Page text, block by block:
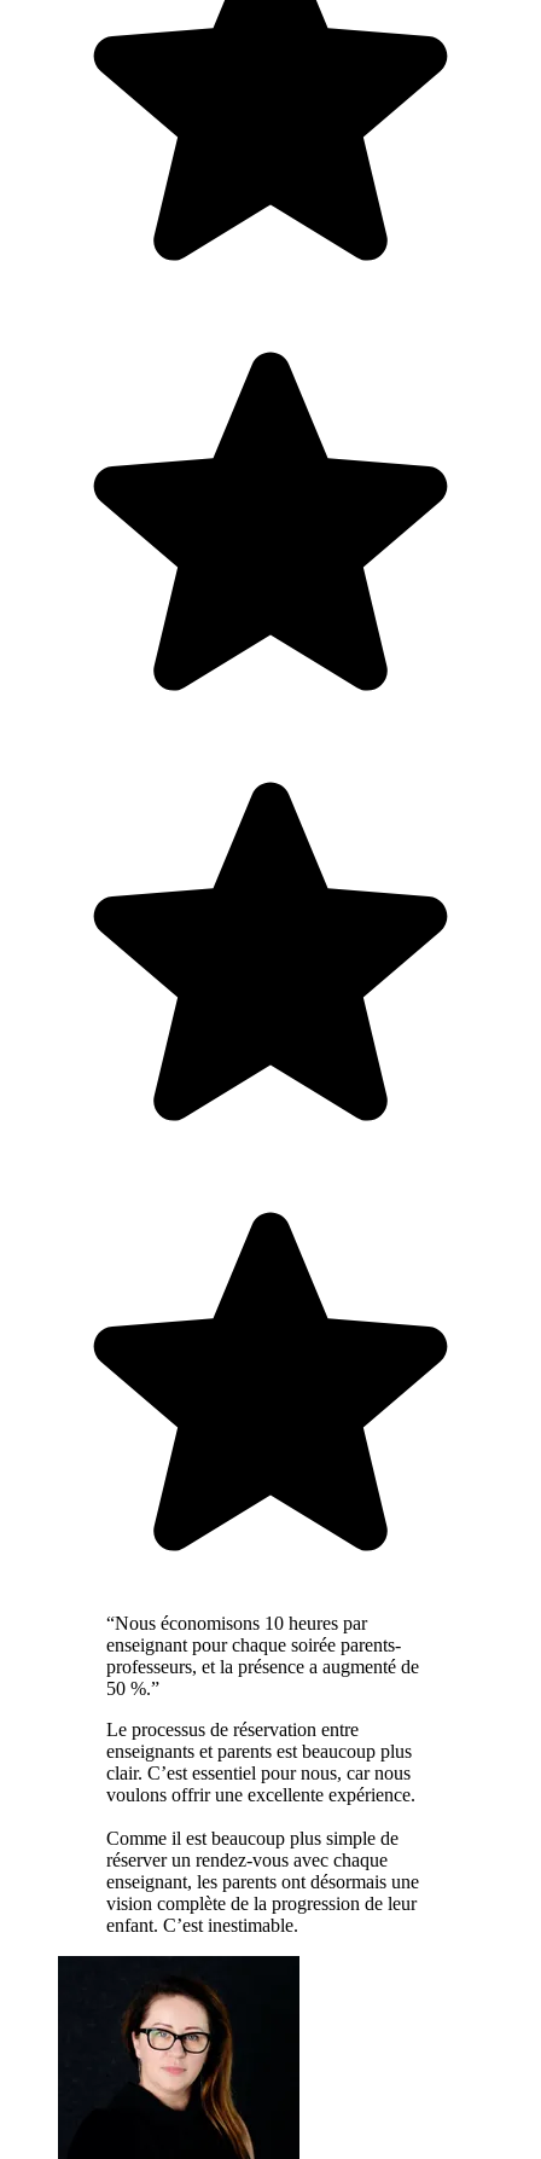
“Nous économisons 10 heures par
enseignant pour chaque soirée parents-
professeurs, et la présence a augmenté de
50 %.”
Le processus de réservation entre
enseignants et parents est beaucoup plus
clair. C’est essentiel pour nous, car nous
voulons offrir une excellente expérience.
Comme il est beaucoup plus simple de
réserver un rendez-vous avec chaque
enseignant, les parents ont désormais une
vision complète de la progression de leur
enfant. C’est inestimable.